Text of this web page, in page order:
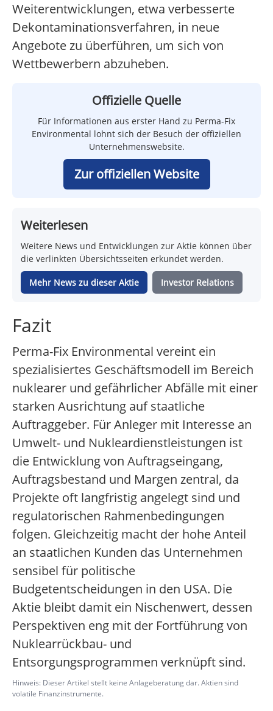
Weiterentwicklungen, etwa verbesserte
Dekontaminationsverfahren, in neue
Angebote zu überführen, um sich von
Wettbewerbern abzuheben.
Offizielle Quelle
Für Informationen aus erster Hand zu Perma-Fix
Environmental lohnt sich der Besuch der offiziellen
Unternehmenswebsite.
Zur offiziellen Website
Weiterlesen
Weitere News und Entwicklungen zur Aktie können über
die verlinkten Übersichtsseiten erkundet werden.
Mehr News zu dieser Aktie Investor Relations
Fazit
Perma-Fix Environmental vereint ein
spezialisiertes Geschäftsmodell im Bereich
nuklearer und gefährlicher Abfälle mit einer
starken Ausrichtung auf staatliche
Auftraggeber. Für Anleger mit Interesse an
Umwelt- und Nukleardienstleistungen ist
die Entwicklung von Auftragseingang,
Auftragsbestand und Margen zentral, da
Projekte oft langfristig angelegt sind und
regulatorischen Rahmenbedingungen
folgen. Gleichzeitig macht der hohe Anteil
an staatlichen Kunden das Unternehmen
sensibel für politische
Budgetentscheidungen in den USA. Die
Aktie bleibt damit ein Nischenwert, dessen
Perspektiven eng mit der Fortführung von
Nuklearrückbau- und
Entsorgungsprogrammen verknüpft sind.
Hinweis: Dieser Artikel stellt keine Anlageberatung dar. Aktien sind
volatile Finanzinstrumente.